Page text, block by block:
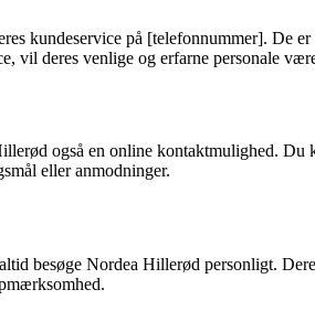
kundeservice på [telefonnummer]. De
vil deres venlige og erfarne personale
også en online kontaktmulighed.
eller anmodninger.
besøge Nordea Hillerød personligt.